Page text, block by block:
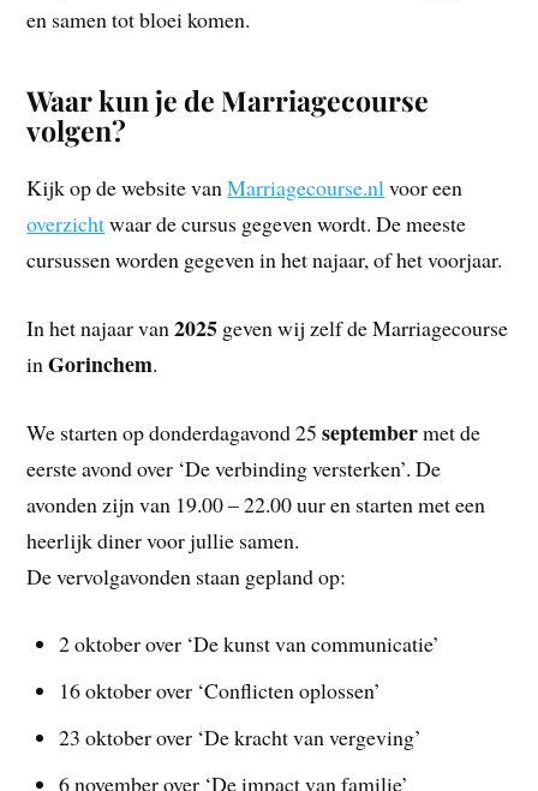
en samen tot bloei komen.
Waar kun je de Marriagecourse
volgen?
Kijk op de website vanMarriagecourse.nlvoor een
overzichtwaar de cursus gegeven wordt. De meeste
cursussen worden gegeven in het najaar, of het voorjaar.
In het najaar van2025 geven wij zelf de Marriagecourse
inGorinchem.
We starten op donderdagavond 25 septembermet de
eerste avond over ‘De verbinding versterken’. De
avonden zijn van 19.00 – 22.00 uur en starten met een
heerlijk diner voor jullie samen.
De vervolgavonden staan gepland op:
2 oktober over ‘De kunst van communicatie’
16 oktober over ‘Conflicten oplossen’
23 oktober over ‘De kracht van vergeving’
6 november over ‘De impact van familie’